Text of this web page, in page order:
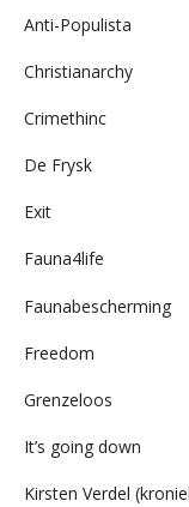
Anti-Populista
Christianarchy
Crimethinc
De Frysk
Exit
Fauna4life
Faunabescherming
Freedom
Grenzeloos
It’s going down
Kirsten Verdel